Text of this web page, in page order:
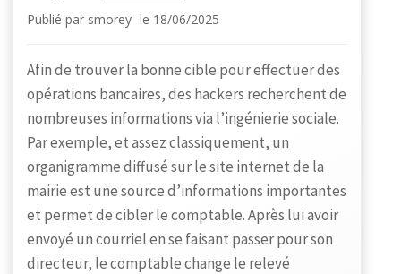
Publié par smorey le 18/06/2025
Afin de trouver la bonne cible pour effectuer des
opérations bancaires, des hackers recherchent de
nombreuses informations via l’ingénierie sociale.
Par exemple, et assez classiquement, un
organigramme diffusé sur le site internet de la
mairie est une source d’informations importantes
et permet de cibler le comptable. Après lui avoir
envoyé un courriel en se faisant passer pour son
directeur, le comptable change le relevé